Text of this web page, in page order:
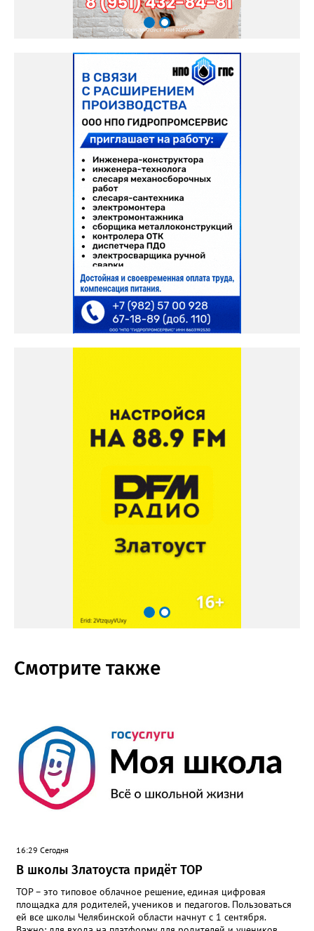
Смотрите также
16:29 Сегодня
В школы Златоуста придёт ТОР
ТОР – это типовое облачное решение, единая цифровая
площадка для родителей, учеников и педагогов. Пользоваться
ей все школы Челябинской области начнут с 1 сентября.